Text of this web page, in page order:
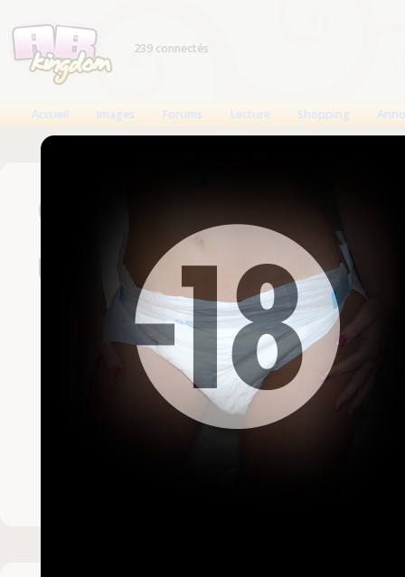
239 connectés
Accueil Images Forums Lecture Shopping
Connexion
Un compte est
Nom d'utilisateur
Mot de passe